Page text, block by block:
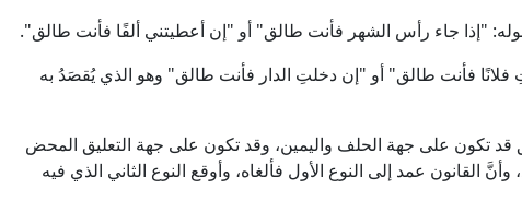
"إذا جاء رأس الشهر فأنت طالق" أو "إن أعطيتني ألفًا فأنت طالق".
فأنت طالق" أو "إن دخلتِ الدار فأنت طالق" وهو الذي يُقصَدُ به
تكون على جهة الحلف واليمين، وقد تكون على جهة التعليق المحض
القانون عمد إلى النوع الأول فألغاه، وأوقع النوع الثاني الذي فيه